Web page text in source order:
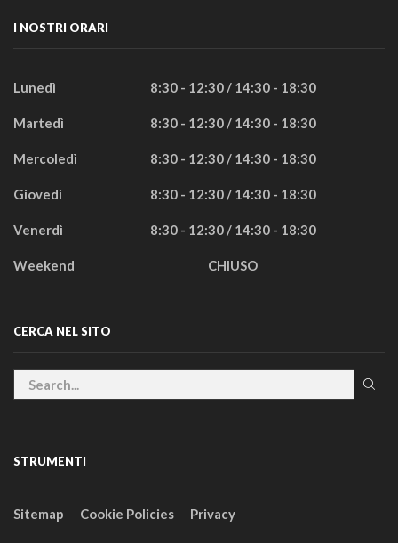
I NOSTRI ORARI
Lunedì 8:30 - 12:30 / 14:30 - 18:30
Martedì 8:30 - 12:30 / 14:30 - 18:30
Mercoledì 8:30 - 12:30 / 14:30 - 18:30
Giovedì 8:30 - 12:30 / 14:30 - 18:30
Venerdì 8:30 - 12:30 / 14:30 - 18:30
Weekend CHIUSO
CERCA NEL SITO
STRUMENTI
Sitemap Cookie Policies Privacy